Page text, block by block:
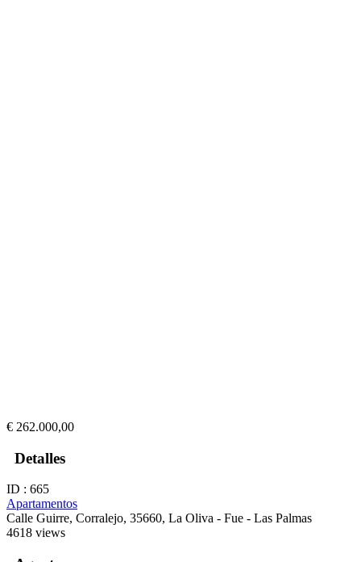
€ 262.000,00
Detalles
ID : 665
Apartamentos
Calle Guirre, Corralejo, 35660, La Oliva - Fue - Las Palmas
4618 views